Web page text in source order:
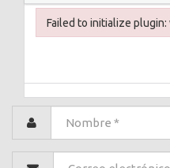
Failed to initialize
Failed to initialize plugin: